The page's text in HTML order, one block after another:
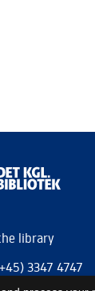
library
3347 4747